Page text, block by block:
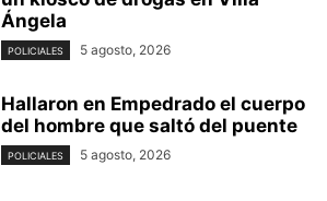
Ángela
POLICIALES 5 agosto, 2026
Hallaron en Empedrado el cuerpo
del hombre que saltó del puente
POLICIALES 5 agosto, 2026